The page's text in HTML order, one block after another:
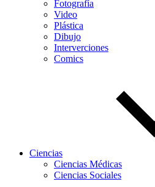
Fotografía
Video
Plástica
Dibujo
Interverciones
Comics
Ciencias
Ciencias Médicas
Ciencias Sociales